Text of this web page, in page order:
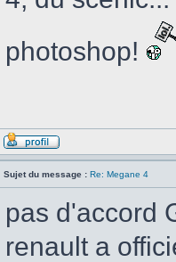
photoshop!
Sujet du message : Re: Megane 4
pas d'accord
renault a